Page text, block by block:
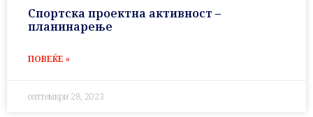
Спортска проектна активност –
планинарење
ПОВЕЌЕ »
септември 28, 2023